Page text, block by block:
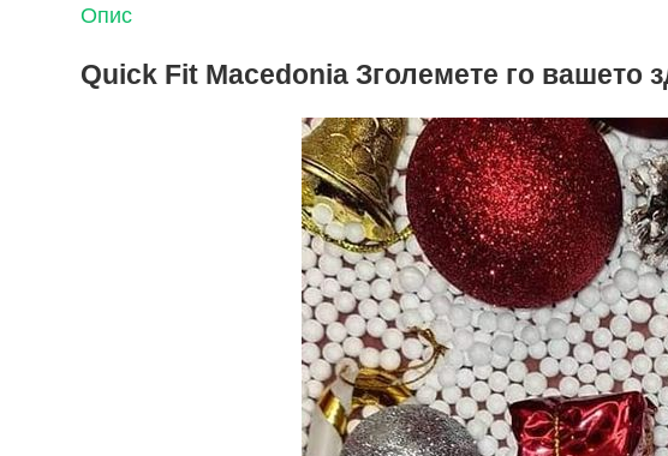
Опис
Quick Fit Macedonia Зголемете го вашето